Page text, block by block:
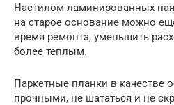
Настилом ламинированных
на старое основание можно
время ремонта, уменьшить
более теплым.
Паркетные планки в
прочными, не шататься и не